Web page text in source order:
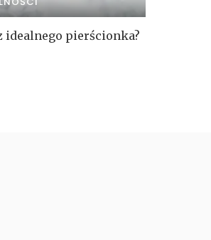
idealnego pierścionka?